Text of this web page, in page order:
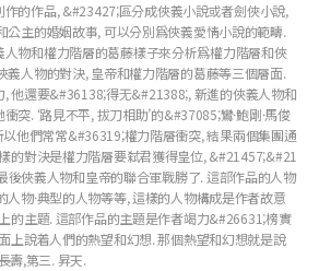
作的作品, &#23427;區分成俠義小說或者劍俠小說,
公主的婚姻故事, 可以分別爲俠義愛情小說的範疇.
物和權力階層的葛藤樣子來分析爲權力階層和俠
義人物的對決, 皇帝和權力階層的葛藤等三個層面.
他還要&#36138;得无&#21388;, 新進的俠義人物和
突. ‘路見不平, 拔刀相助’的&#37085;鸞·鮑剛·馬俊
他們常常&#36319;權力階層衝突, 結果兩個集團通
的對決是權力階層要弑君獲得皇位, &#21457;&#21
後俠義人物和皇帝的聯合軍戰勝了. 這部作品的人物
人物·典型的人物等等, 這樣的人物構成是作者故意
的主題. 這部作品的主題是作者竭力&#26631;榜實
上說着人們的熱望和幻想. 那個熱望和幻想就是說
壽,第三. 昇天.